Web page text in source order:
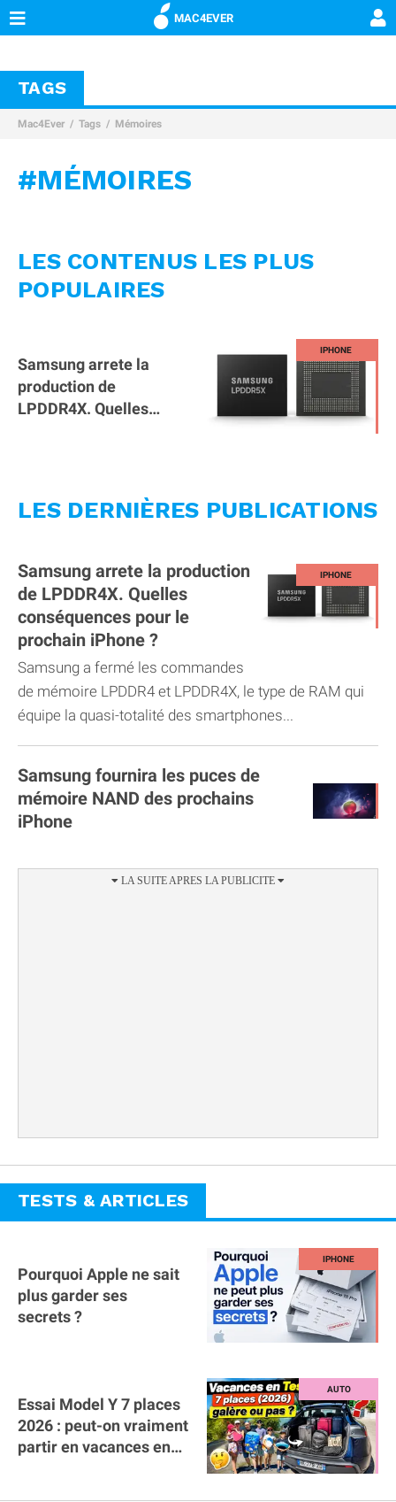
MAC4EVER
TAGS
Mac4Ever Tags Mémoires
#MÉMOIRES
LES CONTENUS LES PLUS
POPULAIRES
Samsung arrete la
production de
LPDDR4X. Quelles
LES DERNIÈRES PUBLICATIONS
Samsung arrete la production
de LPDDR4X. Quelles
conséquences pour le
prochain iPhone ?
Samsung a fermé les commandes
de mémoire LPDDR4 et LPDDR4X, le type de RAM qui
équipe la quasi-totalité des smartphones...
Samsung fournira les puces de
mémoire NAND des prochains
iPhone
TESTS & ARTICLES
Pourquoi Apple ne sait
plus garder ses
secrets ?
Essai Model Y 7 places
2026 : peut-on vraiment
partir en vacances en